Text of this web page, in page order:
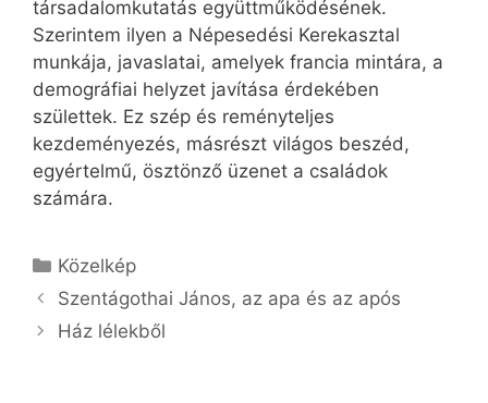
társadalomkutatás együttműködésének.
Szerintem ilyen a Népesedési Kerekasztal
munkája, javaslatai, amelyek francia mintára, a
demográfiai helyzet javítása érdekében
születtek. Ez szép és reményteljes
kezdeményezés, másrészt világos beszéd,
egyértelmű, ösztönző üzenet a családok
számára.
Kategória
Közelkép
Szentágothai János, az apa és az após
Ház lélekből